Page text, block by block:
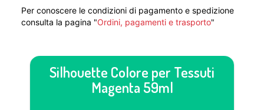
Per conoscere le condizioni di pagamento e spedizione
consulta la pagina "Ordini, pagamenti e trasporto"
Silhouette Colore per Tessuti
Magenta 59ml